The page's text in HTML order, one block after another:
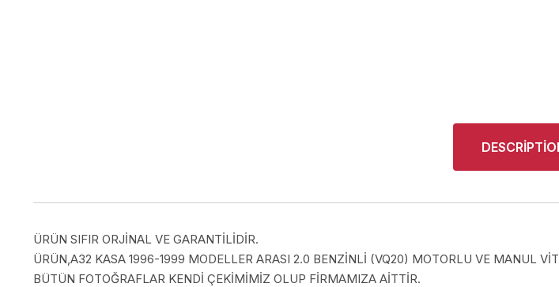
ÜRÜN SIFIR ORJİNAL VE GARANTİLİDİR.
ÜRÜN,A32 KASA 1996-1999 MODELLER ARASI 2.0 BENZİNLİ (VQ20) MOTORLU VE MANUL
BÜTÜN FOTOĞRAFLAR KENDİ ÇEKİMİMİZ OLUP FİRMAMIZA AİTTİR.